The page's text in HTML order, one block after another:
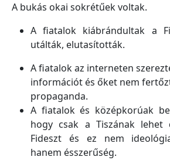
A bukás okai sokrétűek voltak.
A fiatalok kiábrándultak a
utálták, elutasították.
A fiatalok az interneten
információt és őket nem
propaganda.
A fiatalok és középkorúak
hogy csak a Tiszának lehet
Fideszt és ez nem
hanem ésszerűség.